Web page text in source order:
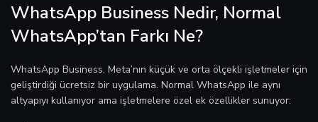
WhatsApp Business Nedir, Normal
WhatsApp’tan Farkı Ne?
WhatsApp Business, Meta’nın küçük ve orta ölçekli işletmeler için
geliştirdiği ücretsiz bir uygulama. Normal WhatsApp ile aynı
altyapıyı kullanıyor ama işletmelere özel ek özellikler sunuyor: